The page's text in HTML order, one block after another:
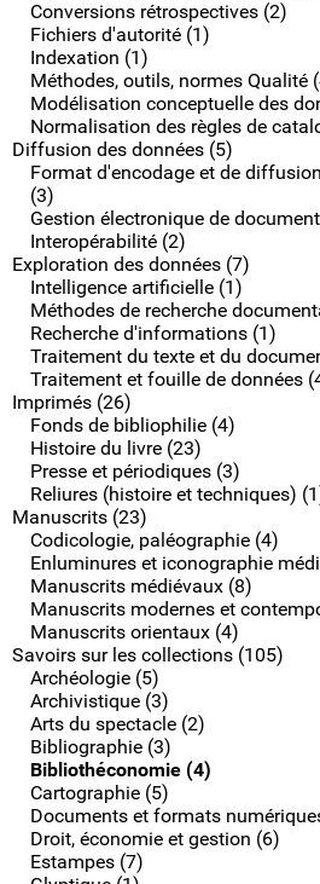
Conversions rétrospectives (2)
Fichiers d'autorité (1)
Indexation (1)
Méthodes, outils, normes Qualité
Modélisation conceptuelle des
Normalisation des règles de
Diffusion des données (5)
Format d'encodage et de
(3)
Gestion électronique de
Interopérabilité (2)
Exploration des données (7)
Intelligence artificielle (1)
Méthodes de recherche
Recherche d'informations (1)
Traitement du texte et du
Traitement et fouille de données
Imprimés (26)
Fonds de bibliophilie (4)
Histoire du livre (23)
Presse et périodiques (3)
Reliures (histoire et techniques)
Manuscrits (23)
Codicologie, paléographie (4)
Enluminures et iconographie
Manuscrits médiévaux (8)
Manuscrits modernes et
Manuscrits orientaux (4)
Savoirs sur les collections (105)
Archéologie (5)
Archivistique (3)
Arts du spectacle (2)
Bibliographie (3)
Bibliothéconomie (4)
Cartographie (5)
Documents et formats
Droit, économie et gestion (6)
Estampes (7)